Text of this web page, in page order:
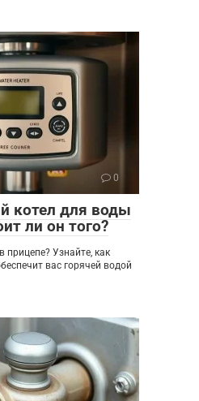
0
котел для воды
ли он того?
прицепе? Узнайте, как
вас горячей водой